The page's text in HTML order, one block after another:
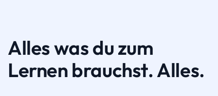
Alles was du zum
Lernen brauchst. Alles.